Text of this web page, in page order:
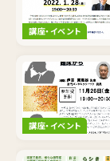
講座・イベント
講座・イベント